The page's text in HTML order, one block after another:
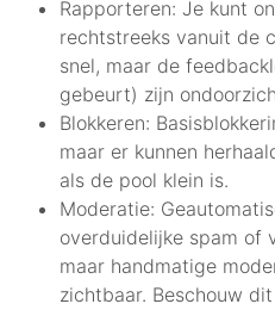
Rapporteren: Je kunt
rechtstreeks vanuit de
snel, maar de
gebeurt) zijn
Blokkeren:
maar er kunnen
als de pool klein is.
Moderatie:
overduidelijke spam of
maar handmatige
zichtbaar. Beschouw